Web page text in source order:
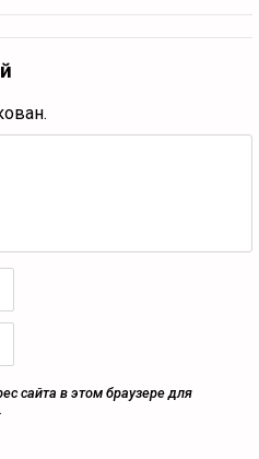
сайта в этом браузере для